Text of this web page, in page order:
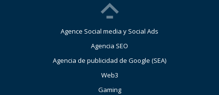
Agence Social media y Social Ads
Agencia SEO
Agencia de publicidad de Google (SEA)
Web3
Gaming